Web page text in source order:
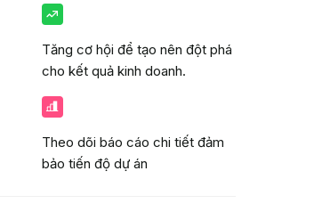
Tăng cơ hội để tạo nên đột phá
cho kết quả kinh doanh.
Theo dõi báo cáo chi tiết đảm
bảo tiến độ dự án